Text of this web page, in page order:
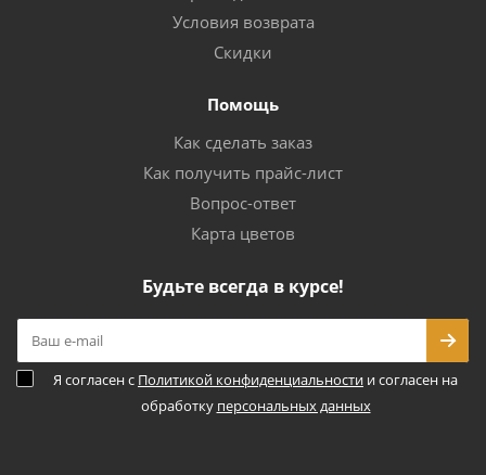
Условия возврата
Скидки
Помощь
Как сделать заказ
Как получить прайс-лист
Вопрос-ответ
Карта цветов
Будьте всегда в курсе!
Я согласен с Политикой конфиденциальности и согласен на
обработку персональных данных